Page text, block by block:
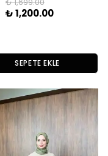
₺ 1,200.00
SEPETE EKLE